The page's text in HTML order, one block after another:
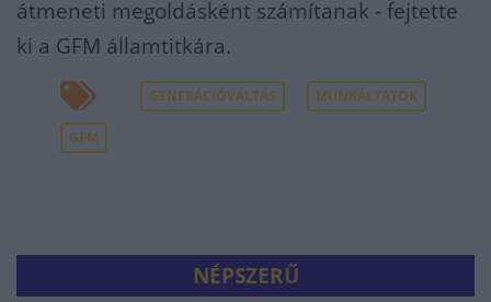
átmeneti megoldásként számítanak - fejtette
ki a GFM államtitkára.
GENERÁCIÓVÁLTÁS MUNKÁLTATÓK
GFM
NÉPSZERŰ